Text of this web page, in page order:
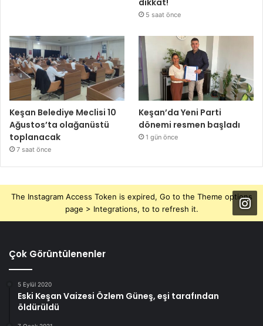
5 saat önce
Keşan Belediye Meclisi 10
Ağustos’ta olağanüstü
toplanacak
7 saat önce
Keşan’da Yeni Parti
dönemi resmen başladı
1 gün önce
The Instagram Access Token is expired, Go to the Theme options
page > Integrations, to to refresh it.
Çok Görüntülenenler
5 Eylül 2020
Eski Keşan Vaizesi Özlem Güneş, eşi tarafından
öldürüldü